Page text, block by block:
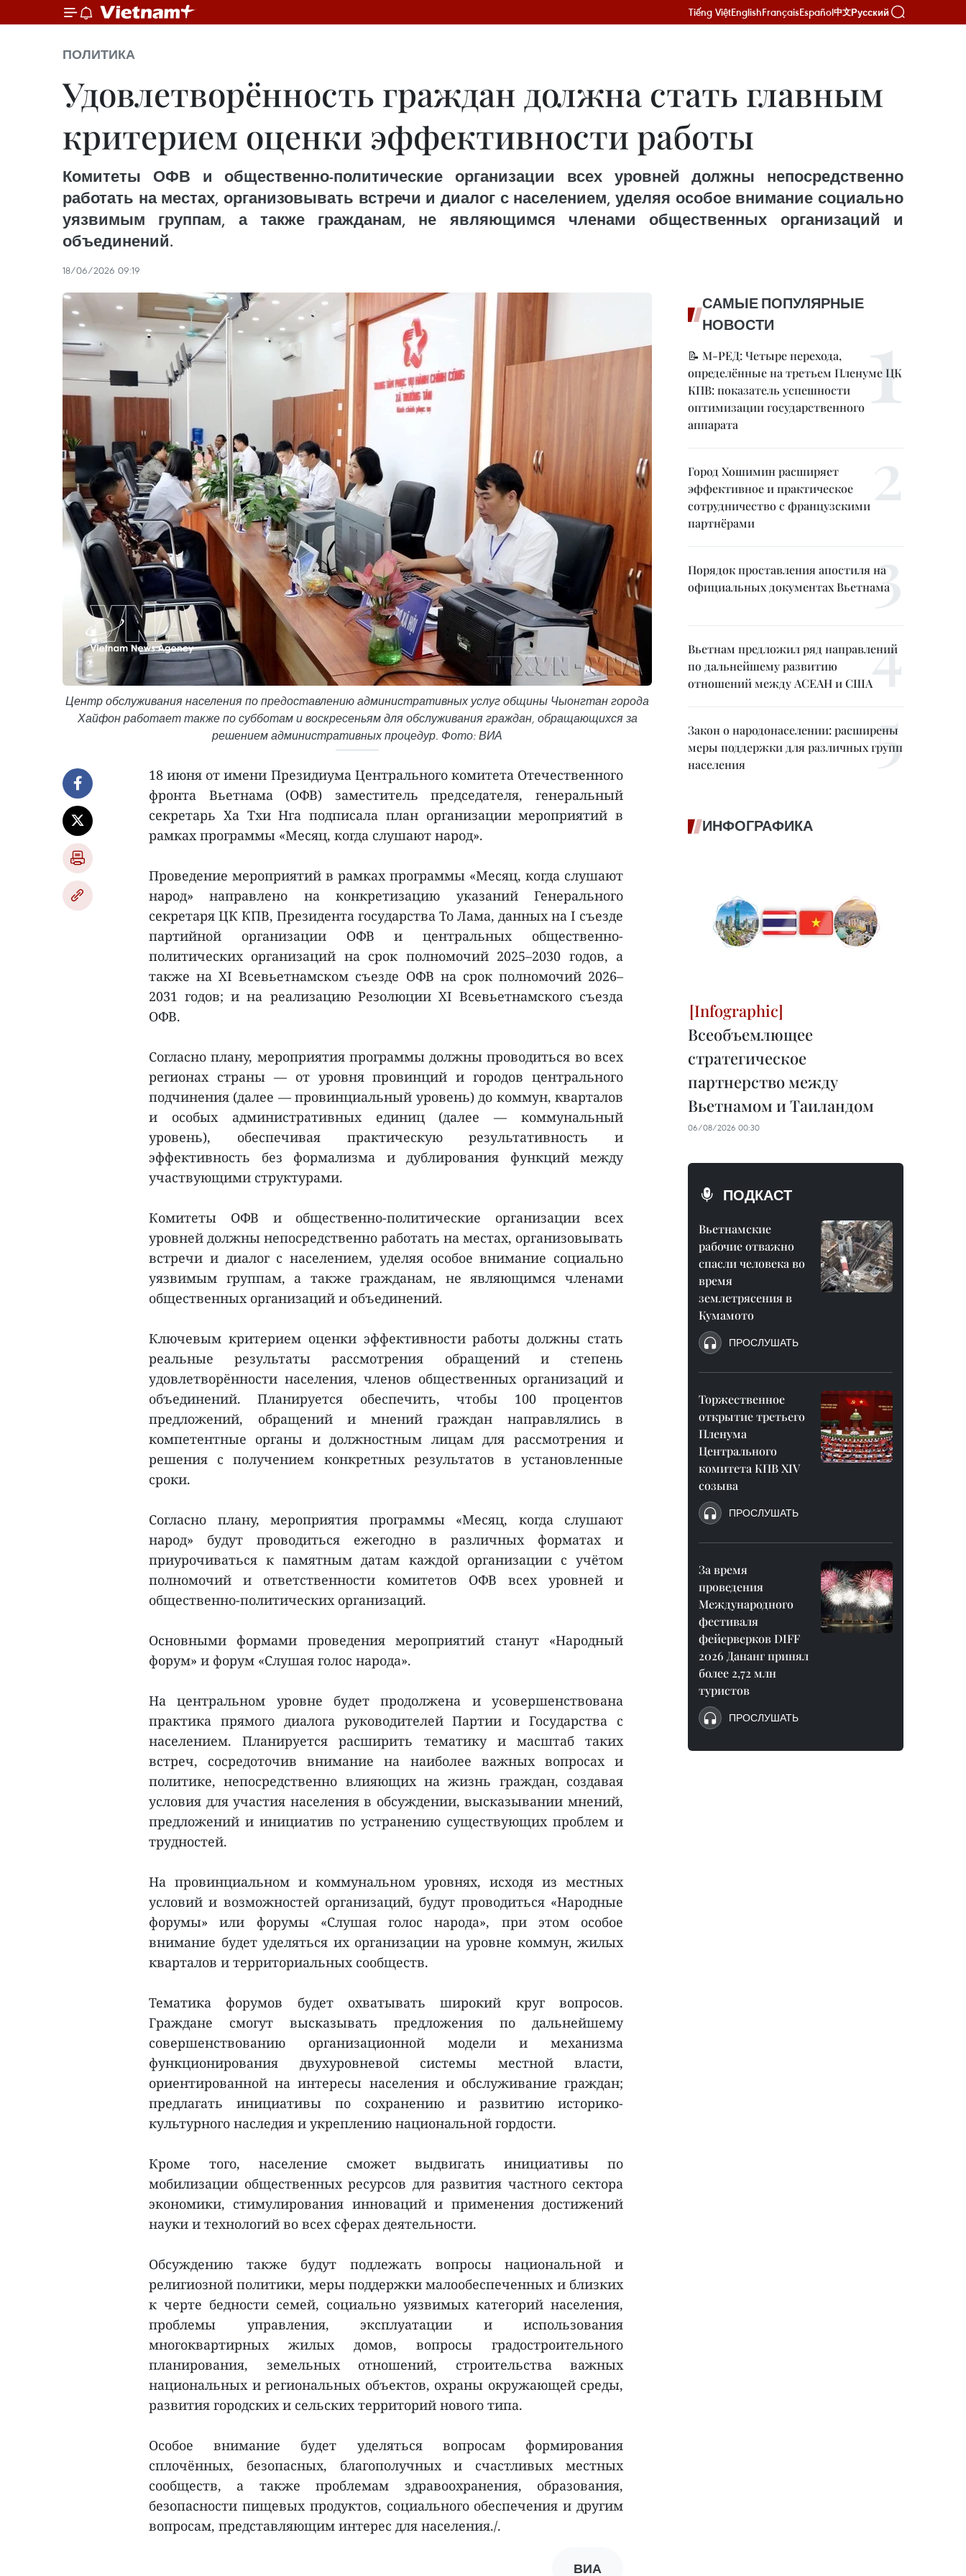
Tiếng ViệtEnglishFrançaisEspañol中文Русский
ПОЛИТИКА
Удовлетворённость граждан должна стать главным
критерием оценки эффективности работы
Комитеты ОФВ и общественно-политические организации всех уровней должны непосредственно
работать на местах, организовывать встречи и диалог с населением, уделяя особое внимание социально
уязвимым группам, а также гражданам, не являющимся членами общественных организаций и
объединений.
18/06/2026 09:19
Центр обслуживания населения по предоставлению административных услуг общины Чыонгтан города
Хайфон работает также по субботам и воскресеньям для обслуживания граждан, обращающихся за
решением административных процедур. Фото: ВИА
18 июня от имени Президиума Центрального комитета Отечественного
фронта Вьетнама (ОФВ) заместитель председателя, генеральный
секретарь Ха Тхи Нга подписала план организации мероприятий в
рамках программы «Месяц, когда слушают народ».
Проведение мероприятий в рамках программы «Месяц, когда слушают
народ» направлено на конкретизацию указаний Генерального
секретаря ЦК КПВ, Президента государства То Лама, данных на I съезде
партийной организации ОФВ и центральных общественно-
политических организаций на срок полномочий 2025–2030 годов, а
также на XI Всевьетнамском съезде ОФВ на срок полномочий 2026–
2031 годов; и на реализацию Резолюции XI Всевьетнамского съезда
ОФВ.
Согласно плану, мероприятия программы должны проводиться во всех
регионах страны — от уровня провинций и городов центрального
подчинения (далее — провинциальный уровень) до коммун, кварталов
и особых административных единиц (далее — коммунальный
уровень), обеспечивая практическую результативность и
эффективность без формализма и дублирования функций между
участвующими структурами.
Комитеты ОФВ и общественно-политические организации всех
уровней должны непосредственно работать на местах, организовывать
встречи и диалог с населением, уделяя особое внимание социально
уязвимым группам, а также гражданам, не являющимся членами
общественных организаций и объединений.
Ключевым критерием оценки эффективности работы должны стать
реальные результаты рассмотрения обращений и степень
удовлетворённости населения, членов общественных организаций и
объединений. Планируется обеспечить, чтобы 100 процентов
предложений, обращений и мнений граждан направлялись в
компетентные органы и должностным лицам для рассмотрения и
решения с получением конкретных результатов в установленные
сроки.
Согласно плану, мероприятия программы «Месяц, когда слушают
народ» будут проводиться ежегодно в различных форматах и
приурочиваться к памятным датам каждой организации с учётом
полномочий и ответственности комитетов ОФВ всех уровней и
общественно-политических организаций.
Основными формами проведения мероприятий станут «Народный
форум» и форум «Слушая голос народа».
На центральном уровне будет продолжена и усовершенствована
практика прямого диалога руководителей Партии и Государства с
населением. Планируется расширить тематику и масштаб таких
встреч, сосредоточив внимание на наиболее важных вопросах и
политике, непосредственно влияющих на жизнь граждан, создавая
условия для участия населения в обсуждении, высказывании мнений,
предложений и инициатив по устранению существующих проблем и
трудностей.
На провинциальном и коммунальном уровнях, исходя из местных
условий и возможностей организаций, будут проводиться «Народные
форумы» или форумы «Слушая голос народа», при этом особое
внимание будет уделяться их организации на уровне коммун, жилых
кварталов и территориальных сообществ.
Тематика форумов будет охватывать широкий круг вопросов.
Граждане смогут высказывать предложения по дальнейшему
совершенствованию организационной модели и механизма
функционирования двухуровневой системы местной власти,
ориентированной на интересы населения и обслуживание граждан;
предлагать инициативы по сохранению и развитию историко-
культурного наследия и укреплению национальной гордости.
Кроме того, население сможет выдвигать инициативы по
мобилизации общественных ресурсов для развития частного сектора
экономики, стимулирования инноваций и применения достижений
науки и технологий во всех сферах деятельности.
Обсуждению также будут подлежать вопросы национальной и
религиозной политики, меры поддержки малообеспеченных и близких
к черте бедности семей, социально уязвимых категорий населения,
проблемы управления, эксплуатации и использования
многоквартирных жилых домов, вопросы градостроительного
планирования, земельных отношений, строительства важных
национальных и региональных объектов, охраны окружающей среды,
развития городских и сельских территорий нового типа.
Особое внимание будет уделяться вопросам формирования
сплочённых, безопасных, благополучных и счастливых местных
сообществ, а также проблемам здравоохранения, образования,
безопасности пищевых продуктов, социального обеспечения и другим
вопросам, представляющим интерес для населения./.
ВИА
САМЫЕ ПОПУЛЯРНЫЕ
НОВОСТИ
📝 М-РЕД: Четыре перехода,
определённые на третьем Пленуме ЦК
КПВ: показатель успешности
оптимизации государственного
аппарата
Город Хошимин расширяет
эффективное и практическое
сотрудничество с французскими
партнёрами
Порядок проставления апостиля на
официальных документах Вьетнама
Вьетнам предложил ряд направлений
по дальнейшему развитию
отношений между АСЕАН и США
Закон о народонаселении: расширены
меры поддержки для различных групп
населения
ИНФОГРАФИКА
Всеобъемлющее
стратегическое
партнерство между
Вьетнамом и Таиландом
06/08/2026 00:30
ПОДКАСТ
Вьетнамские
рабочие отважно
спасли человека во
время
землетрясения в
Кумамото
ПРОСЛУШАТЬ
Торжественное
открытие третьего
Пленума
Центрального
комитета КПВ XIV
созыва
ПРОСЛУШАТЬ
За время
проведения
Международного
фестиваля
фейерверков DIFF
2026 Дананг принял
более 2,72 млн
туристов
ПРОСЛУШАТЬ